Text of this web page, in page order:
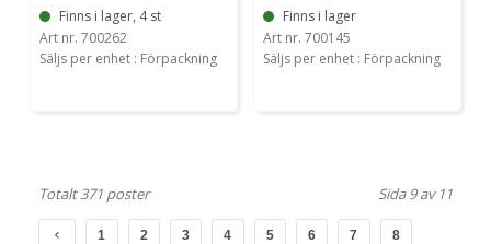
Finns i lager, 4 st
Art nr. 700262
Säljs per enhet : Förpackning
Finns i lager
Art nr. 700145
Säljs per enhet : Förpackning
Totalt 371 poster Sida 9 av 11
1 2 3 4 5 6 7 8